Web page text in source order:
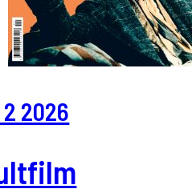
2026